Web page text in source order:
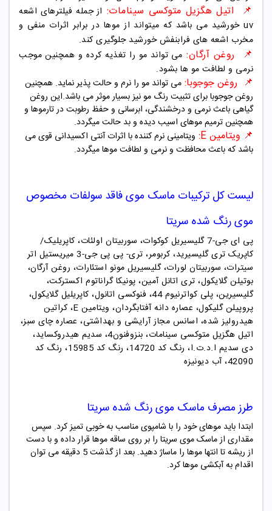
📌 اتیل هگزیل متوکسی سینامات: از جمله فیلترهای اشعه
uv خورشید می باشد که میتواند از موها در برابر اثرات منفی و
مخرب اشعه های فرابنفش خورشید جلوگیری کند.
📌 روغن آرگان: می تواند مو را تغذیه کرده و همچنین موجب
نرمی و لطافت مو ها بشود.
📌 روغن جوجوبا: می تواند مو را نرم و حالت پذیر نماید. همچنین
روغن جوجوبا برای تثبیت رنگ مو نیز بسیار موثر می باشد.این روغن
گیاهی باعث نرمی و درخشندگی، ابرسانی و حفظ رطوبت در تارموها و
همچنین ترمیم موهای اسیب دیده و بد حالت میگردد.
📌 ویتامین E : ویتامینی نرم کننده با اثرات آنتی اکسیدانی قوی می
باشد که باعث محافظت و نرمی و لطافت موها میگردد.
لیست کل ترکیبات ماسک موی فاقد سولفات مخصوص
موی رنگ شده سریتا
پی ای جی-7 گلیسیریل کوکوات، سوربیتان اولئات، کاپریلیک/
کاپریک تری گلیسیرید، کربومر، تری- پی پی جی-3 میریستیل اتر
سیترات، سوربیتان لورات، گلیسیریل مونو استئارات، روغن آرگان،
بوتیلن گلایکول، تری اتانل آمین، پونیکا گراناتوم اکسترکت،
گلیسیرین، پلی کواترنیوم 44، فنوکسی اتانول، کاپریلیل گلایکول،
پروپیلن گلیکول، عصاره دانه آفتابگردان، ویتامین E، کراتین
هیدرولیز شده، اسانس مجاز آرایشی و بهداشتی، عصاره چای سبز،
اتیل هگزیل متوکسی سینامات، بنزوفنون4، سدیم هیدروکساید،
دی سدیم ا.د.ت.ا، رنگ کد 14720، رنگ کد 15985، رنگ کد
42090، آب دیونیزه
طرز مصرف ماسک موی رنگ شده سریتا
ابتدا باید موهای خود را با شامپوی مناسب به خوبی تمیز کرد. سپس
مقداری از ماسک موی سریتا را بر روی ساقه موها قرار داده و با دست
از ریشه تا انتها موها را ماساژ دهید. بعد از گذشت 5 دقیقه می توان
اقدام به آبکشی موها کرد.